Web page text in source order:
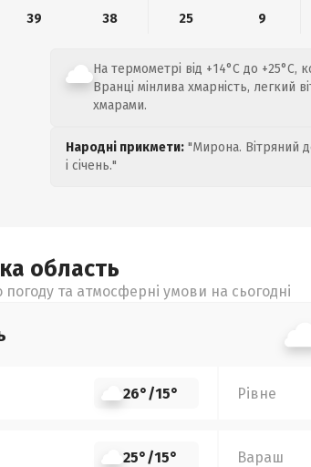
39
38 25 9
На термометрі від +14°C до
Вранці мінлива хмарність, легкий
хмарами.
Народні прикмети: "Мирона. Вітряний
і січень."
область
та атмосферні умови на сьогодні
26°/15° Рівне
25°/15° Вараш